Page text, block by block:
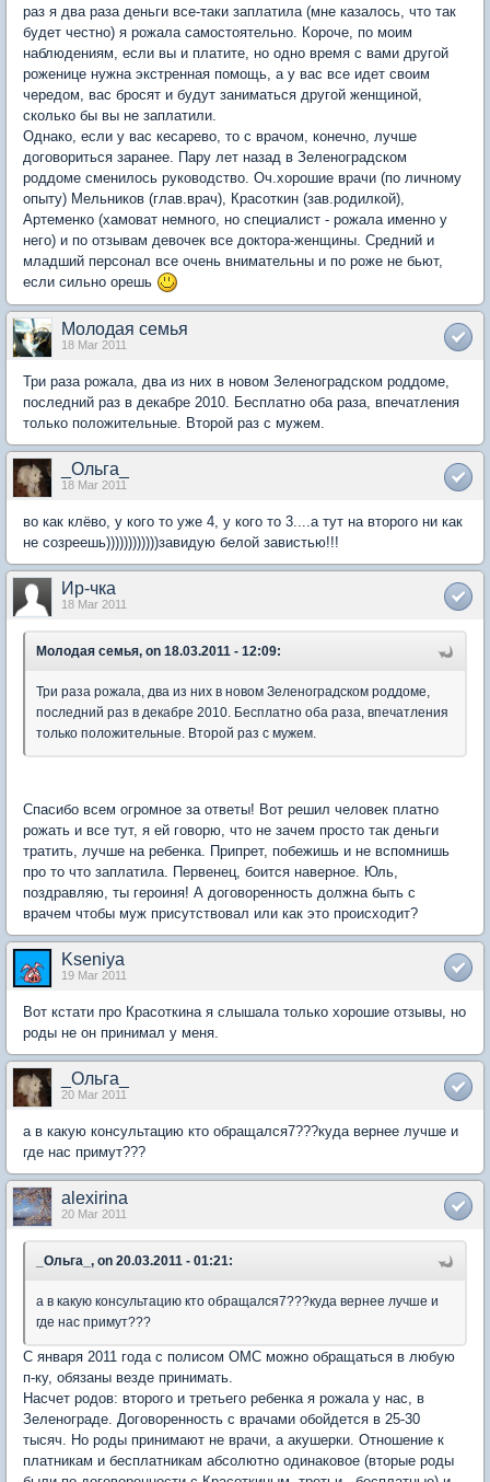
раз я два раза деньги все-таки заплатила (мне казалось, что так
будет честно) я рожала самостоятельно. Короче, по моим
наблюдениям, если вы и платите, но одно время с вами другой
роженице нужна экстренная помощь, а у вас все идет своим
чередом, вас бросят и будут заниматься другой женщиной,
сколько бы вы не заплатили.
Однако, если у вас кесарево, то с врачом, конечно, лучше
договориться заранее. Пару лет назад в Зеленоградском
роддоме сменилось руководство. Оч.хорошие врачи (по личному
опыту) Мельников (глав.врач), Красоткин (зав.родилкой),
Артеменко (хамоват немного, но специалист - рожала именно у
него) и по отзывам девочек все доктора-женщины. Средний и
младший персонал все очень внимательны и по роже не бьют,
если сильно орешь
Молодая семья
18 Mar 2011
Три раза рожала, два из них в новом Зеленоградском роддоме,
последний раз в декабре 2010. Бесплатно оба раза, впечатления
только положительные. Второй раз с мужем.
_Ольга_
18 Mar 2011
во как клёво, у кого то уже 4, у кого то 3....а тут на второго ни как
не созреешь))))))))))))завидую белой завистью!!!
Ир-чка
18 Mar 2011
Молодая семья, on 18.03.2011 - 12:09:
Три раза рожала, два из них в новом Зеленоградском роддоме,
последний раз в декабре 2010. Бесплатно оба раза, впечатления
только положительные. Второй раз с мужем.
Спасибо всем огромное за ответы! Вот решил человек платно
рожать и все тут, я ей говорю, что не зачем просто так деньги
тратить, лучше на ребенка. Припрет, побежишь и не вспомнишь
про то что заплатила. Первенец, боится наверное. Юль,
поздравляю, ты героиня! А договоренность должна быть с
врачем чтобы муж присутствовал или как это происходит?
Kseniya
19 Mar 2011
Вот кстати про Красоткина я слышала только хорошие отзывы, но
роды не он принимал у меня.
_Ольга_
20 Mar 2011
а в какую консультацию кто обращался7???куда вернее лучше и
где нас примут???
alexirina
20 Mar 2011
_Ольга_, on 20.03.2011 - 01:21:
а в какую консультацию кто обращался7???куда вернее лучше и
где нас примут???
С января 2011 года с полисом ОМС можно обращаться в любую
п-ку, обязаны везде принимать.
Насчет родов: второго и третьего ребенка я рожала у нас, в
Зеленограде. Договоренность с врачами обойдется в 25-30
тысяч. Но роды принимают не врачи, а акушерки. Отношение к
платникам и бесплатникам абсолютно одинаковое (вторые роды